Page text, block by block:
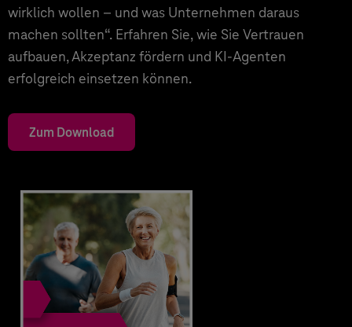
wirklich wollen – und was Unternehmen daraus
machen sollten“. Erfahren Sie, wie Sie Vertrauen
aufbauen, Akzeptanz fördern und KI-Agenten
erfolgreich einsetzen können.
Zum Download